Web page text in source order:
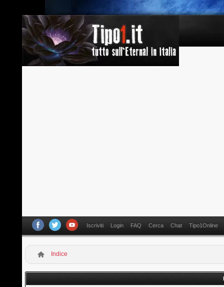
Iscriviti Login FAQ Cerca Chat Tipo1Online
Indice